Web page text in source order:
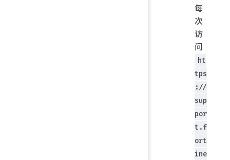
每
次
访
问
ht
tps
://
sup
por
t.f
ort
ine